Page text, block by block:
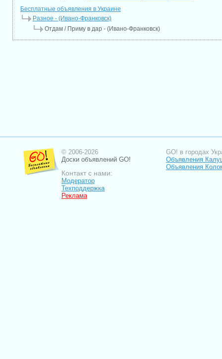
Бесплатные объявления в Украине
Разное - (Ивано-Франковск)
Отдам / Приму в дар - (Ивано-Франковск)
© 2006-2026
Доски объявлений GO!
Контакт с нами:
Модератор
Техподдержка
Реклама
GO! в городах
Объявления
Объявления